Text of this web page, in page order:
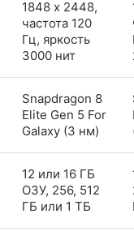
1848 x 2448,
частота 120
Гц, яркость
3000 нит
Snapdragon 8
Elite Gen 5 For
Galaxy (3 нм)
12 или 16 ГБ
ОЗУ, 256, 512
ГБ или 1 ТБ